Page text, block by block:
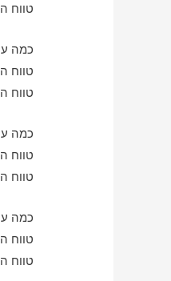
טווח המחירים
כמה עולה להוביל
טווח המחירים
טווח המחירים
כמה עולה להוביל
טווח המחירים
טווח המחירים
כמה עולה להוביל
טווח המחירים
טווח המחירים